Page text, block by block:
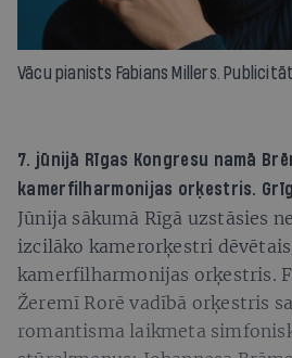
Vācu pianists Fabians Millers.
7. jūnijā Rīgas Kongresu namā
kamerfilharmonijas orķestris.
Jūnija sākumā Rīgā uzstāsies
izcilāko kamerorķestri dēvētais
kamerfilharmonijas orķestris.
Žeremī Rorē vadībā orķestris
romantisma laikme­ta